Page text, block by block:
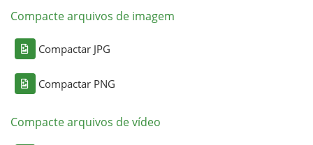
Compacte arquivos de imagem
Compactar JPG
Compactar PNG
Compacte arquivos de vídeo